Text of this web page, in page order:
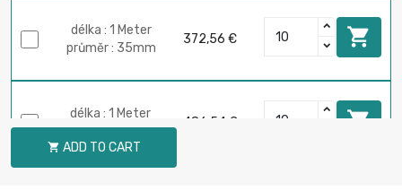
délka : 1 Meter
průměr : 35mm
372,56 € 
délka : 1 Meter
průměr : 40mm
486,54 € 
 ADD TO CART